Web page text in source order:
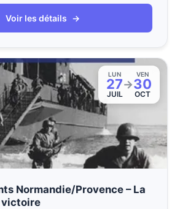
Voir les détails →
LUN
27
JUIL
→
VEN
30
OCT
Normandie/Provence – La
victoire